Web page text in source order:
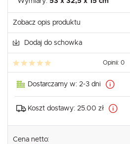
Zobacz opis produktu
Dodaj do schowka
Opinii: 0
Dostarczamy w: 2-3 dni
Koszt dostawy: 25.00 zł
Cena netto: